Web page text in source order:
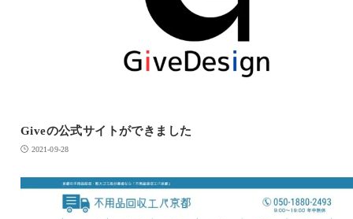
Giveの公式サイトができました
2021-09-28